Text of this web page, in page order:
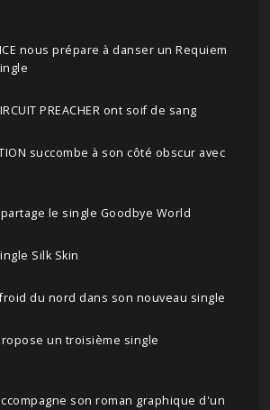
nous prépare à danser un Requiem
PREACHER ont soif de sang
succombe à son côté obscur avec
partage le single Goodbye World
Silk Skin
froid du nord dans son nouveau single
un troisième single
accompagne son roman graphique d'un